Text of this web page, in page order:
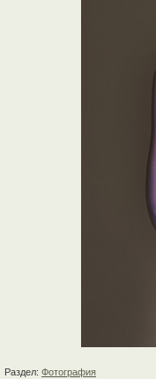
Раздел: Фотография